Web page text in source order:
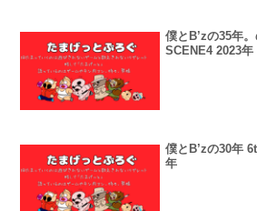
僕とB’zの35年
SCENE4 2023年
僕とB’zの30年
年